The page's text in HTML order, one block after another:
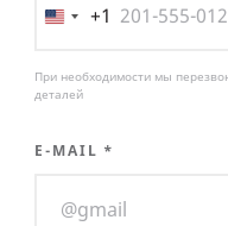
Соединенные
+1
+1
При необходимости мы
деталей
E-MAIL *